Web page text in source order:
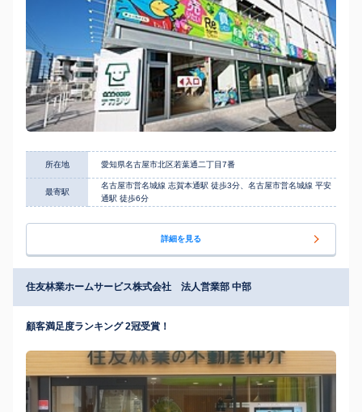
所在地 愛知県名古屋市北区若葉通二丁目7番
最寄駅
名古屋市営名城線 志賀本通駅 徒歩3分、名古屋市営名城線 平安
通駅 徒歩6分
詳細を見る
住友林業ホームサービス株式会社 法人営業部 中部
顧客満足度ランキング 2冠受賞！